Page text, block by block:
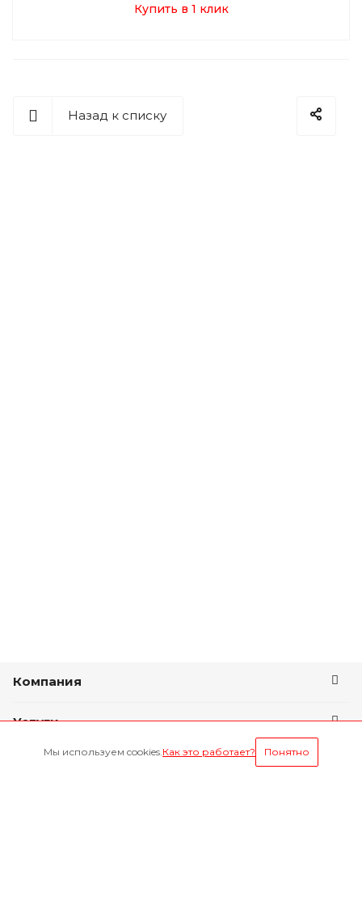
Купить в 1 клик
Назад к списку
Компания
Услуги
Условия оплаты
Мы используем cookies.Как это работает? Понятно